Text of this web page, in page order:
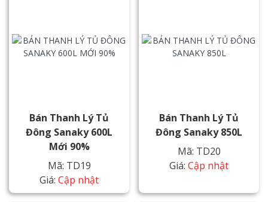
Bán Thanh Lý Tủ
Đông Sanaky 600L
Mới 90%
Mã: TD19
Giá: Cập nhật
Bán Thanh Lý Tủ
Đông Sanaky 850L
Mã: TD20
Giá: Cập nhật